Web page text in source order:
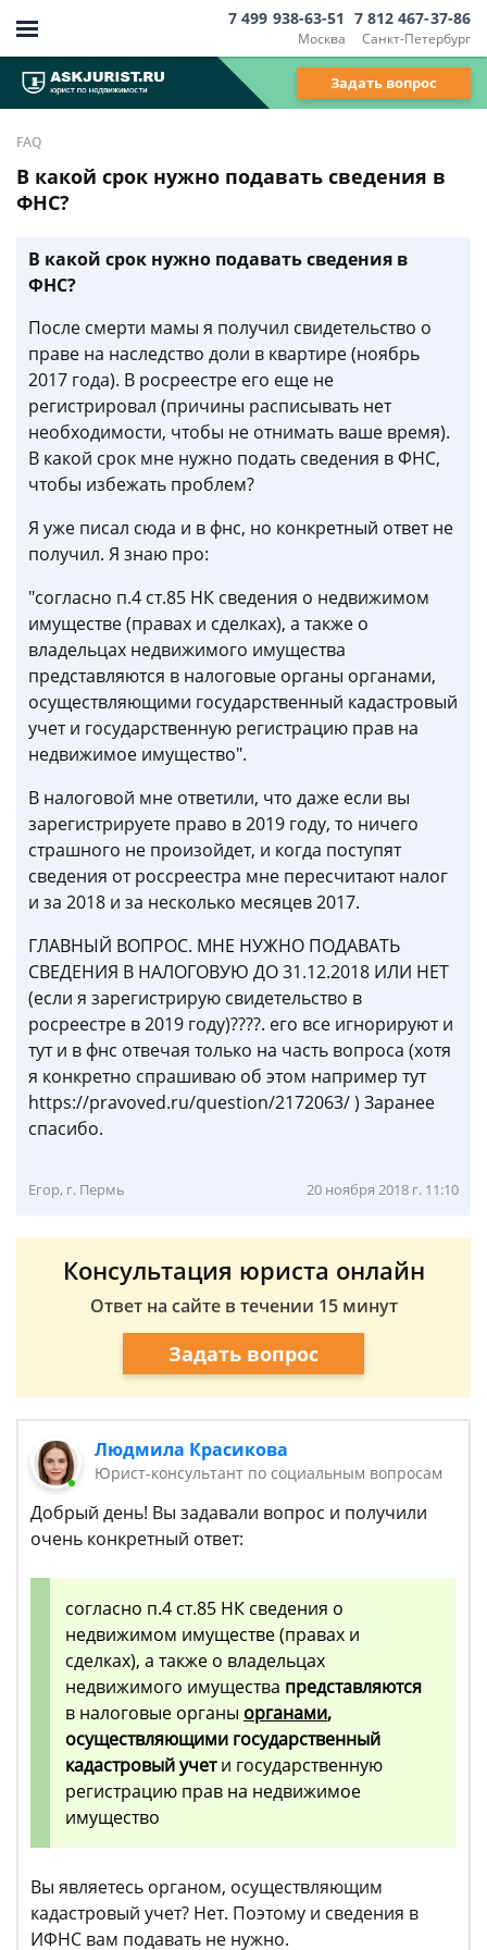
Москва
7 499 938-63-51
Санкт-Петербург
7 812 467-37-86
Задать вопрос
FAQ
В какой срок нужно подавать сведения в
ФНС?
В какой срок нужно подавать сведения в
ФНС?
После смерти мамы я получил свидетельство о
праве на наследство доли в квартире (ноябрь
2017 года). В росреестре его еще не
регистрировал (причины расписывать нет
необходимости, чтобы не отнимать ваше время).
В какой срок мне нужно подать сведения в ФНС,
чтобы избежать проблем?
Я уже писал сюда и в фнс, но конкретный ответ не
получил. Я знаю про:
"согласно п.4 ст.85 НК сведения о недвижимом
имуществе (правах и сделках), а также о
владельцах недвижимого имущества
представляются в налоговые органы органами,
осуществляющими государственный кадастровый
учет и государственную регистрацию прав на
недвижимое имущество".
В налоговой мне ответили, что даже если вы
зарегистрируете право в 2019 году, то ничего
страшного не произойдет, и когда поступят
сведения от россреестра мне пересчитают налог
и за 2018 и за несколько месяцев 2017.
ГЛАВНЫЙ ВОПРОС. МНЕ НУЖНО ПОДАВАТЬ
СВЕДЕНИЯ В НАЛОГОВУЮ ДО 31.12.2018 ИЛИ НЕТ
(если я зарегистрирую свидетельство в
росреестре в 2019 году)????. его все игнорируют и
тут и в фнс отвечая только на часть вопроса (хотя
я конкретно спрашиваю об этом например тут
https://pravoved.ru/question/2172063/ ) Заранее
спасибо.
Егор, г. Пермь 20 ноября 2018 г. 11:10
Консультация юриста онлайн
Ответ на сайте в течении 15 минут
Задать вопрос
Людмила Красикова
Юрист-консультант по социальным вопросам
Добрый день! Вы задавали вопрос и получили
очень конкретный ответ:
согласно п.4 ст.85 НК сведения о
недвижимом имуществе (правах и
сделках), а также о владельцах
недвижимого имущества представляются
в налоговые органы органами,
осуществляющими государственный
кадастровый учети государственную
регистрацию прав на недвижимое
имущество
Вы являетесь органом, осуществляющим
кадастровый учет? Нет. Поэтому и сведения в
ИФНС вам подавать не нужно.